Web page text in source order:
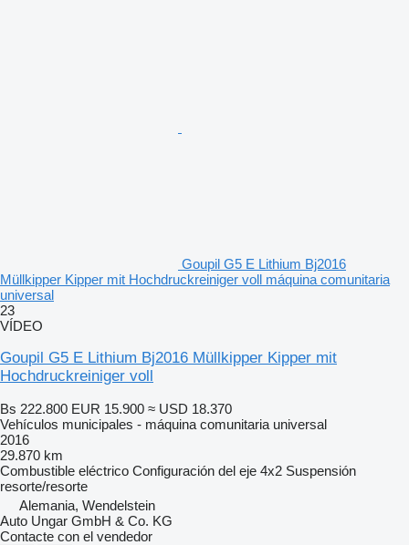
Goupil G5 E Lithium Bj2016
Müllkipper Kipper mit Hochdruckreiniger voll máquina comunitaria
universal
23
VÍDEO
Goupil G5 E Lithium Bj2016 Müllkipper Kipper mit
Hochdruckreiniger voll
Bs 222.800 EUR 15.900 ≈ USD 18.370
Vehículos municipales - máquina comunitaria universal
2016
29.870 km
Combustible eléctrico Configuración del eje 4x2 Suspensión
resorte/resorte
Alemania, Wendelstein
Auto Ungar GmbH & Co. KG
Contacte con el vendedor